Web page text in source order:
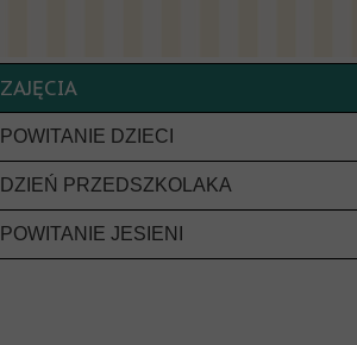
ZAJĘCIA
POWITANIE DZIECI
DZIEŃ PRZEDSZKOLAKA
POWITANIE JESIENI